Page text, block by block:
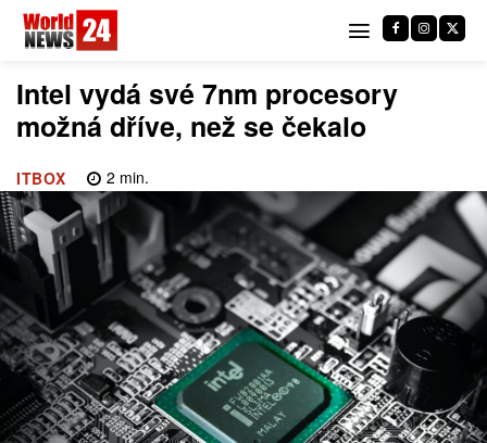
Intel vydá své 7nm procesory
možná dříve, než se čekalo
ITBOX 2 min.